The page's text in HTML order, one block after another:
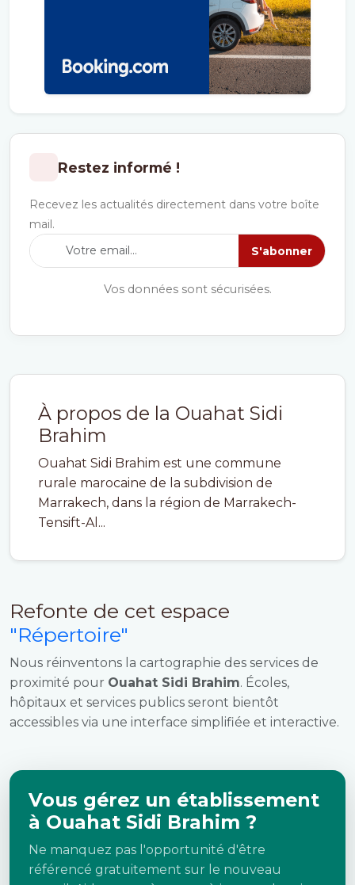
À propos de la Ouahat Sidi
Brahim
Ouahat Sidi Brahim est une commune
rurale marocaine de la subdivision de
Marrakech, dans la région de Marrakech-
Tensift-Al...
Refonte de cet espace
"Répertoire"
Nous réinventons la cartographie des services de
proximité pour Ouahat Sidi Brahim. Écoles,
hôpitaux et services publics seront bientôt
accessibles via une interface simplifiée et interactive.
Vous gérez un établissement
à Ouahat Sidi Brahim ?
Ne manquez pas l'opportunité d'être
référencé gratuitement sur le nouveau
Restez informé !
Recevez les actualités directement dans votre boîte
mail.
S'abonner
Vos données sont sécurisées.